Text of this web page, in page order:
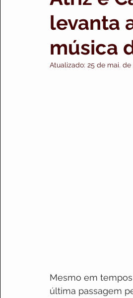
Plástica e Forma Empresarial
levanta
música
Atualizado: 25 de mai. de
Mesmo em
última passagem